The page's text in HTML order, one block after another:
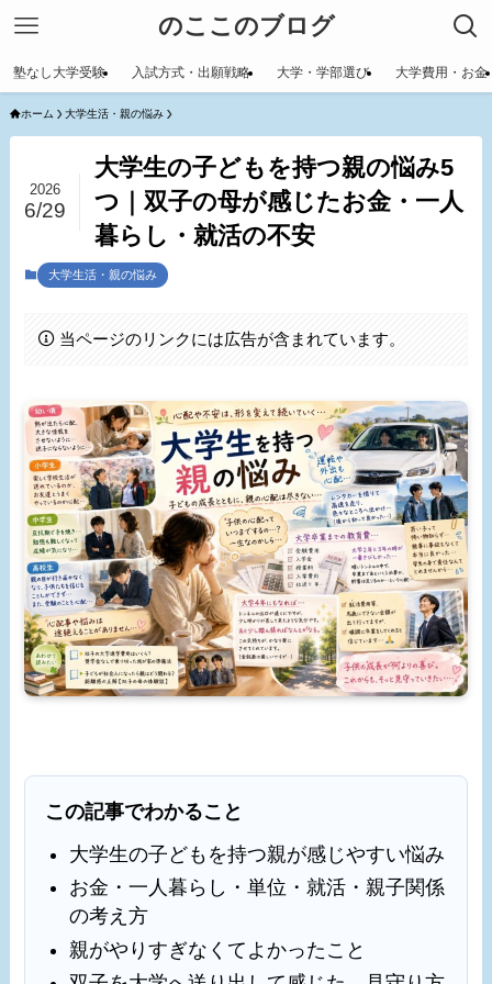
のここのブログ
塾なし大学受験 入試方式・出願戦略 大学・学部選び 大学費用・お金
ホーム 大学生活・親の悩み
大学生の子どもを持つ親の悩み5
つ｜双子の母が感じたお金・一人
暮らし・就活の不安
2026
6/29
大学生活・親の悩み
当ページのリンクには広告が含まれています。
この記事でわかること
大学生の子どもを持つ親が感じやすい悩み
お金・一人暮らし・単位・就活・親子関係
の考え方
親がやりすぎなくてよかったこと